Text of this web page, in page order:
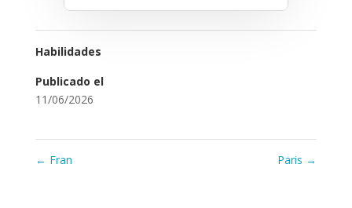
Habilidades
Publicado el
11/06/2026
← Fran Paris →